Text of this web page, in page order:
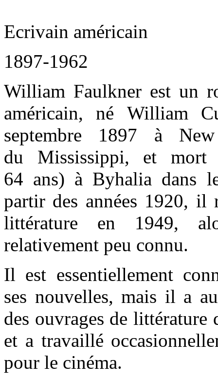
Ecrivain américain
1897-1962
William Faulkner est un
américain, né William
septembre 1897 à
du Mississippi, et
64 ans) à Byhalia dans
partir des années 1920,
littérature en 1949,
relativement peu connu.
Il est essentiellement
ses nouvelles, mais il a
des ouvrages de littérature
et a travaillé
pour le cinéma.